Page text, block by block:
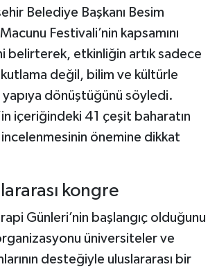
Belediye Başkanı Besim
Festivali’nin kapsamını
belirterek, etkinliğin artık sadece
değil, bilim ve kültürle
dönüştüğünü söyledi.
içeriğindeki 41 çeşit baharatın
önemine dikkat
kongre
Günleri’nin başlangıç olduğunu
üniversiteler ve
desteğiyle uluslararası bir